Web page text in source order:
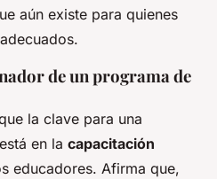
aún existe para quienes
de un programa de
la clave para una
en la capacitación
educadores. Afirma que,